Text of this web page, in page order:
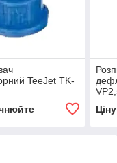
TeeJet TK-